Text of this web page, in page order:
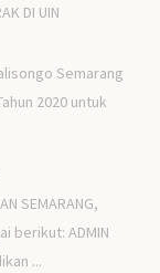
DI UIN
Semarang
2020 untuk
SEMARANG,
berikut: ADMIN
...